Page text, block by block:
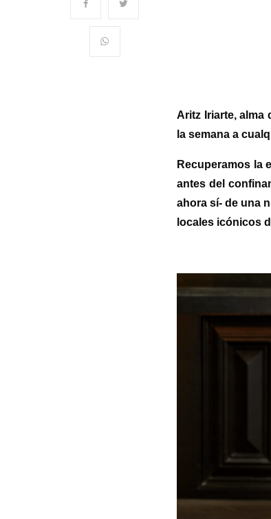
Aritz Iriarte, alma
la semana a
Recuperamos la
antes del
ahora sí- de una
locales icónicos